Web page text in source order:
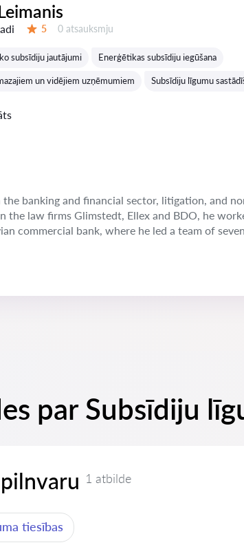
5 Atsauksmes:
0 atsauksmju
subsīdiju jautājumi Enerģētikas subsīdiju iegūšana
un vidējiem uzņēmumiem Subsīdiju līgumu
the banking and financial sector, litigation, and
the law firms Glimstedt, Ellex and BDO, he
commercial bank, where he led a team of seven
par Subsīdiju
1 atbilde
tiesības